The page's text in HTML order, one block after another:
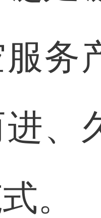
务
、
。